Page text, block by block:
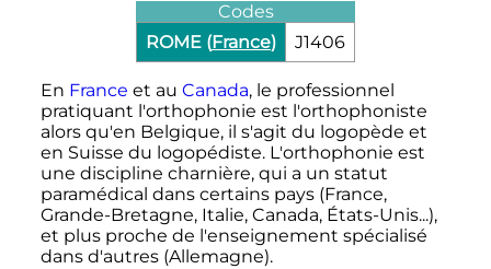
Codes
ROME (France) J1406
En France et au Canada, le professionnel
pratiquant l'orthophonie est l'orthophoniste
alors qu'en Belgique, il s'agit du logopède et
en Suisse du logopédiste. L'orthophonie est
une discipline charnière, qui a un statut
paramédical dans certains pays (France,
Grande-Bretagne, Italie, Canada, États-Unis...),
et plus proche de l'enseignement spécialisé
dans d'autres (Allemagne).